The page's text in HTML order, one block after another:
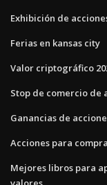
Exhibición de
Ferias en kansas city
Valor criptográfico
Stop de comercio de
Ganancias de
Acciones para
Mejores libros para